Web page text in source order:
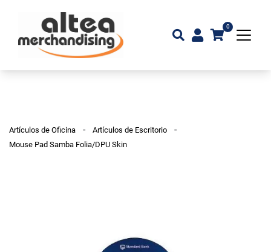
0
Artículos de Oficina - Artículos de Escritorio -
Mouse Pad Samba Folia/DPU Skin